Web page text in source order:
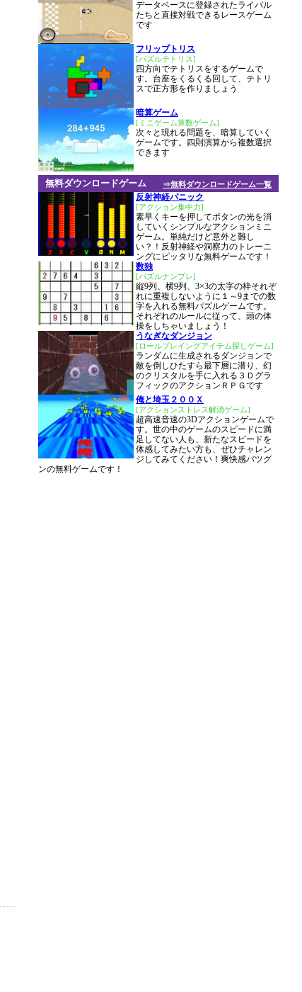
データベースに登録されたライバル
たちと直接対戦できるレースゲーム
です
フリップトリス
[パズルテトリス]
四方向でテトリスをするゲームで
す。台座をくるくる回して、テトリ
スで正方形を作りましょう
暗算ゲーム
[ミニゲーム算数ゲーム]
次々と現れる問題を、暗算していく
ゲームです。四則演算から複数選択
できます
⇒無料ダウンロードゲーム一覧
無料ダウンロードゲーム
反射神経パニック
[アクション集中力]
素早くキーを押してボタンの光を消
していくシンプルなアクションミニ
ゲーム。単純だけど意外と難し
い？！反射神経や洞察力のトレーニ
ングにピッタリな無料ゲームです！
数独
[パズルナンプレ]
縦9列、横9列、3×3の太字の枠それぞ
れに重複しないように１～9までの数
字を入れる無料パズルゲームです。
それぞれのルールに従って、頭の体
操をしちゃいましょう！
うなぎなダンジョン
[ロールプレイングアイテム探しゲーム]
ランダムに生成されるダンジョンで
敵を倒しひたすら最下層に潜り、幻
のクリスタルを手に入れる３Ｄグラ
フィックのアクションＲＰＧです
俺と埼玉２００Ｘ
[アクションストレス解消ゲーム]
超高速音速の3Dアクションゲームで
す。世の中のゲームのスピードに満
足してない人も、新たなスピードを
体感してみたい方も、ぜひチャレン
ジしてみてください！爽快感バツグ
ンの無料ゲームです！